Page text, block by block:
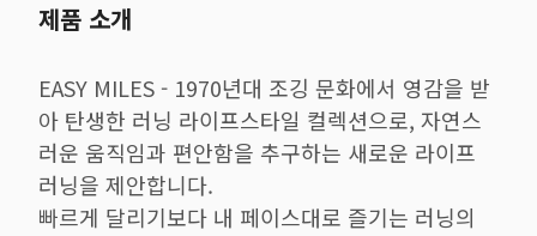
제품 소개
EASY MILES - 1970년대 조깅 문화에서 영감을 받
아 탄생한 러닝 라이프스타일 컬렉션으로, 자연스
러운 움직임과 편안함을 추구하는 새로운 라이프
러닝을 제안합니다.
빠르게 달리기보다 내 페이스대로 즐기는 러닝의